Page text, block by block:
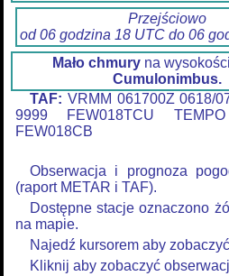
Przejściowo
od 06 godzina 18 UTC do 06
Mało chmury na wysokości
Cumulonimbus.
TAF: VRMM 061700Z 0618/
9999 FEW018TCU
FEW018CB
Obserwacja i prognoza
(raport METAR i TAF).
Dostępne stacje oznaczono
na mapie.
Najedź kursorem aby
Kliknij aby zobaczyć